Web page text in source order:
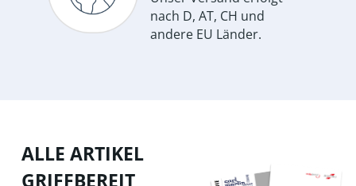
nach D, AT, CH und
andere EU Länder.
ALLE ARTIKEL
GRIFFBEREIT